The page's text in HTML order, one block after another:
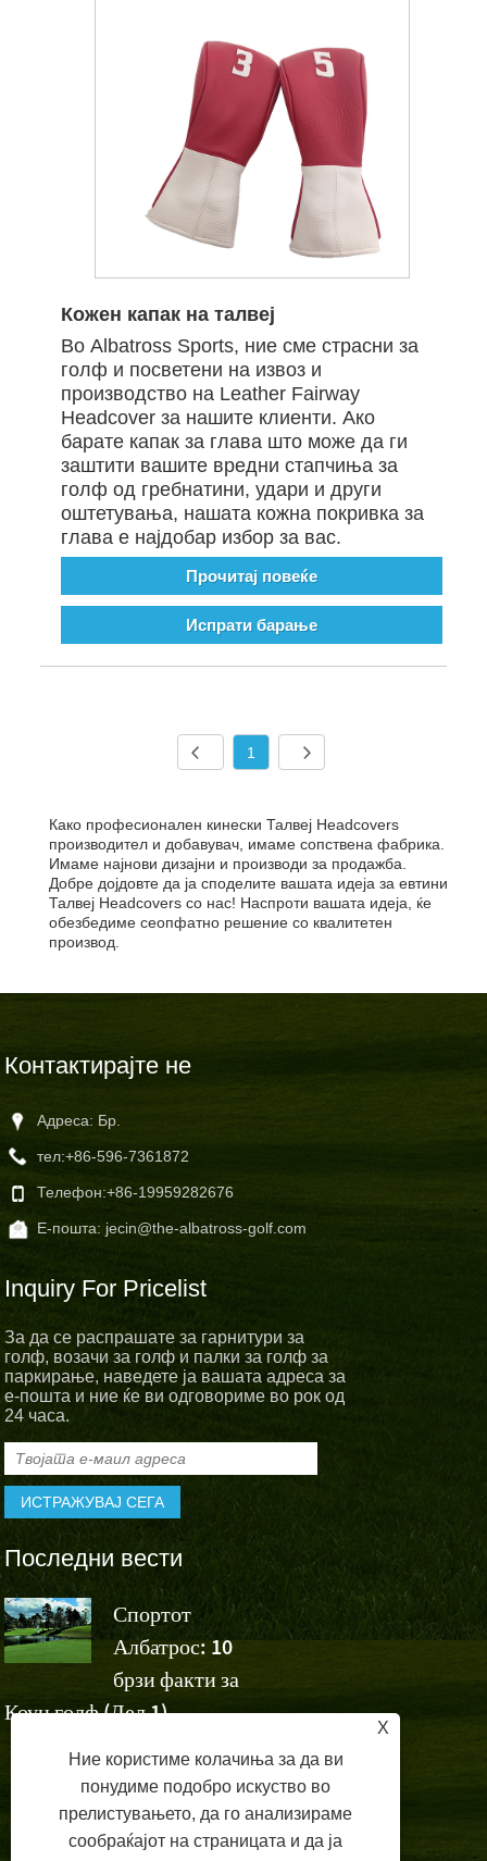
Кожен капак на талвеј
Во Albatross Sports, ние сме страсни за
голф и посветени на извоз и
производство на Leather Fairway
Headcover за нашите клиенти. Ако
барате капак за глава што може да ги
заштити вашите вредни стапчиња за
голф од гребнатини, удари и други
оштетувања, нашата кожна покривка за
глава е најдобар избор за вас.
Прочитај повеќе
Испрати барање
1
Како професионален кинески Талвеј Headcovers
производител и добавувач, имаме сопствена фабрика.
Имаме најнови дизајни и производи за продажба.
Добре дојдовте да ја споделите вашата идеја за евтини
Талвеј Headcovers со нас! Наспроти вашата идеја, ќе
обезбедиме сеопфатно решение со квалитетен
производ.
Контактирајте не
Адреса: Бр.
тел:+86-596-7361872
Телефон:+86-19959282676
Е-пошта: jecin@the-albatross-golf.com
Inquiry For Pricelist
За да се распрашате за гарнитури за
голф, возачи за голф и палки за голф за
паркирање, наведете ја вашата адреса за
е-пошта и ние ќе ви одговориме во рок од
24 часа.
Последни вести
Спортот
Албатрос: 10
брзи факти за
Коун голф (Дел 1)
Албатрос
Ашун на Volvo China
X
Ние користиме колачиња за да ви
понудиме подобро искуство во
прелистувањето, да го анализираме
сообраќајот на страницата и да ја